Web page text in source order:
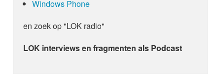
Windows Phone
en zoek op "LOK radio"
LOK interviews en fragmenten als Podcast